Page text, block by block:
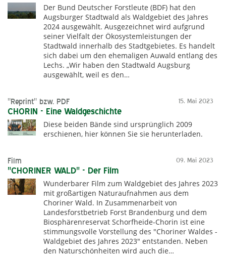
Der Bund Deutscher Forstleute (BDF) hat den
Augsburger Stadtwald als Waldgebiet des Jahres
2024 ausgewählt. Ausgezeichnet wird aufgrund
seiner Vielfalt der Ökosystemleistungen der
Stadtwald innerhalb des Stadtgebietes. Es handelt
sich dabei um den ehemaligen Auwald entlang des
Lechs. „Wir haben den Stadtwald Augsburg
ausgewählt, weil es den…
15. Mai 2023
"Reprint" bzw. PDF
CHORIN - Eine Waldgeschichte
Diese beiden Bände sind ursprünglich 2009
erschienen, hier können Sie sie herunterladen.
09. Mai 2023
Film
"CHORINER WALD" - Der Film
Wunderbarer Film zum Waldgebiet des Jahres 2023
mit großartigen Naturaufnahmen aus dem
Choriner Wald. In Zusammenarbeit von
Landesforstbetrieb Forst Brandenburg und dem
Biosphärenreservat Schorfheide-Chorin ist eine
stimmungsvolle Vorstellung des "Choriner Waldes -
Waldgebiet des Jahres 2023" entstanden. Neben
den Naturschönheiten wird auch die…